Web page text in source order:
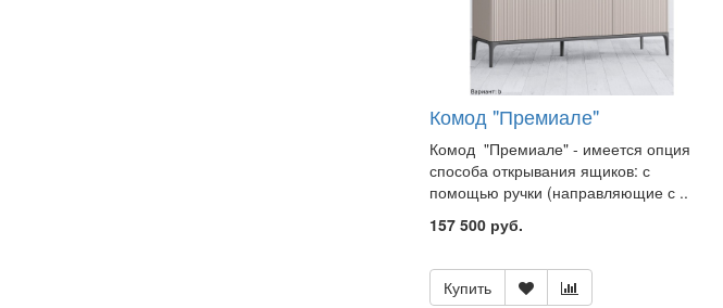
Комод "Премиале"
Комод "Премиале" - имеется опция
способа открывания ящиков: с
помощью ручки (направляющие с ..
157 500 руб.
Купить